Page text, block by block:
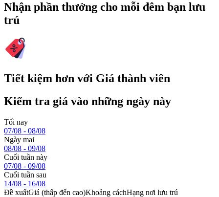
Nhận phần thưởng cho mỗi đêm bạn lưu
trú
Tiết kiệm hơn với Giá thành viên
Kiểm tra giá vào những ngày này
Tối nay
07/08 - 08/08
Ngày mai
08/08 - 09/08
Cuối tuần này
07/08 - 09/08
Cuối tuần sau
14/08 - 16/08
Đề xuấtGiá (thấp đến cao)Khoảng cáchHạng nơi lưu trú